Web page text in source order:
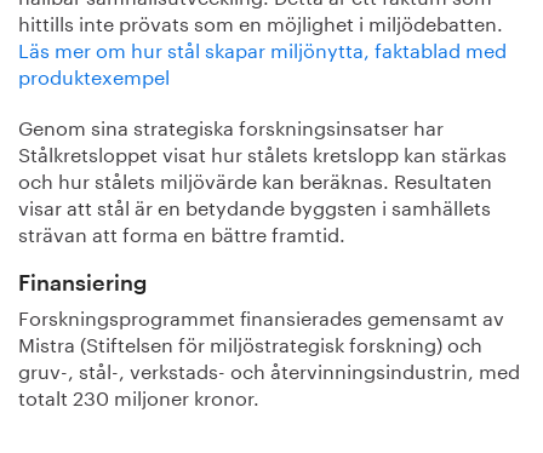
hittills inte prövats som en möjlighet i miljödebatten.
Läs mer om hur stål skapar miljönytta, faktablad med
produktexempel
Genom sina strategiska forskningsinsatser har
Stålkretsloppet visat hur stålets kretslopp kan stärkas
och hur stålets miljövärde kan beräknas. Resultaten
visar att stål är en betydande byggsten i samhällets
strävan att forma en bättre framtid.
Finansiering
Forskningsprogrammet finansierades gemensamt av
Mistra (Stiftelsen för miljöstrategisk forskning) och
gruv-, stål-, verkstads- och återvinningsindustrin, med
totalt 230 miljoner kronor.